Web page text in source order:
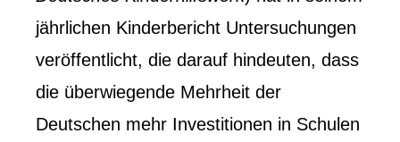
jährlichen Kinderbericht Untersuchungen
veröffentlicht, die darauf hindeuten, dass
die überwiegende Mehrheit der
Deutschen mehr Investitionen in Schulen